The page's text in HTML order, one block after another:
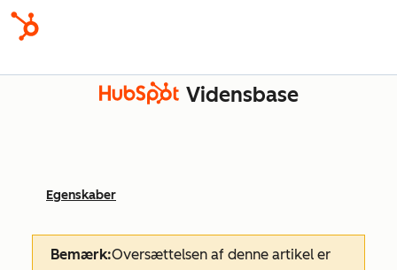
Vidensbase
Egenskaber
Bemærk:Oversættelsen af denne artikel er